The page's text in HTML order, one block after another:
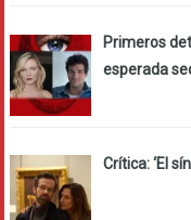
Primeros
esperada
Crítica: ‘El